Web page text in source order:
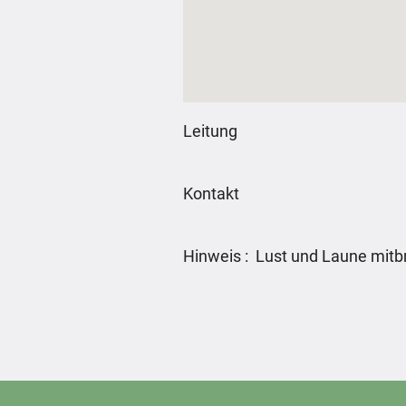
Leitung
Kontakt
Hinweis : Lust und Laune